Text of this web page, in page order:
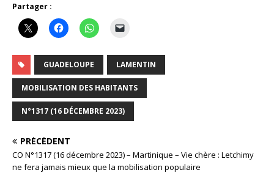
Partager :
GUADELOUPE LAMENTIN
MOBILISATION DES HABITANTS
N°1317 (16 DÉCEMBRE 2023)
PRÉCÉDENT
CO N°1317 (16 décembre 2023) – Martinique – Vie chère : Letchimy
ne fera jamais mieux que la mobilisation populaire